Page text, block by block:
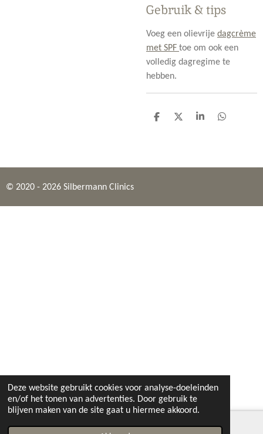
Deze website gebruikt cookies voor analyse-doeleinden
en/of het tonen van advertenties. Door gebruik te
blijven maken van de site gaat u hiermee akkoord.
Gebruik & tips
Voeg een olievrije dagcrème
met SPF toe om ook een
volledig dagregime te
hebben.
D
D
S
D
© 2020 - 2026 Silbermann Clinics